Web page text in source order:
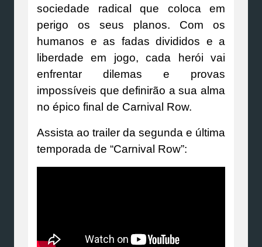
sociedade radical que coloca em
perigo os seus planos. Com os
humanos e as fadas divididos e a
liberdade em jogo, cada herói vai
enfrentar dilemas e provas
impossíveis que definirão a sua alma
no épico final de Carnival Row.
Assista ao trailer da segunda e última
temporada de “Carnival Row”: